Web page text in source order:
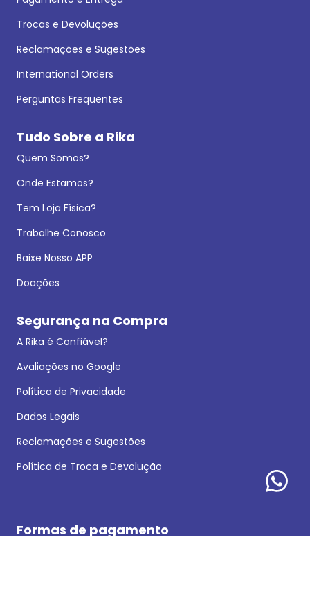
Trocas e Devoluções
Reclamações e Sugestões
International Orders
Perguntas Frequentes
Tudo Sobre a Rika
Quem Somos?
Onde Estamos?
Tem Loja Física?
Trabalhe Conosco
Baixe Nosso APP
Doações
Segurança na Compra
A Rika é Confiável?
Avaliações no Google
Política de Privacidade
Dados Legais
Reclamações e Sugestões
Política de Troca e Devolução
Formas de pagamento